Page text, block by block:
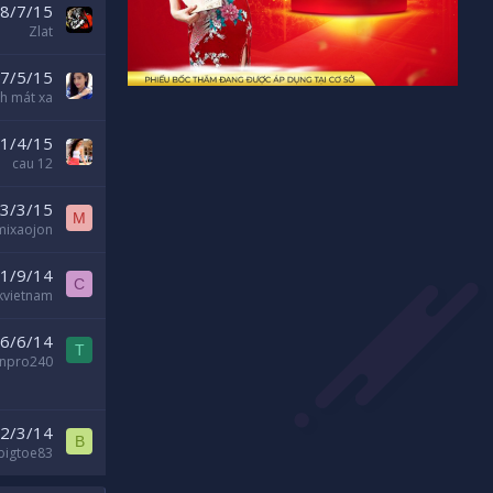
7/15
Zlat
5/15
mát xa
4/15
cau 12
3/15 M
9/14 C
6/14 T
3/14 B